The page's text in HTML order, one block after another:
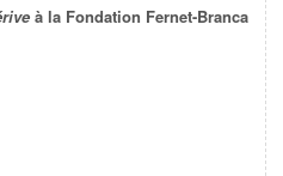
à la Fondation Fernet-Branca